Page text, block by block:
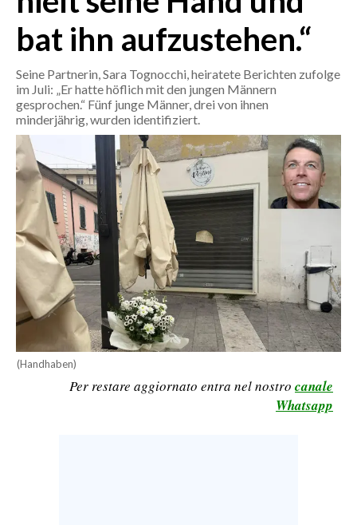
SERVIZI ALLE IMPRESE
BANDI
SPORT IN SARDEGNA
SPORT
RISULTATI E CLASSIFICHE
CALCIO
CALCIO REGIONALE
BASKET
VOLLEY
MOTORI
ALTRI SPORT
bat ihn aufzustehen.“
Seine Partnerin, Sara Tognocchi, heiratete Berichten zufolge
im Juli: „Er hatte höflich mit den jungen Männern
gesprochen.“ Fünf junge Männer, drei von ihnen
minderjährig, wurden identifiziert.
(Handhaben)
Per restare aggiornato entra nel nostro canale
Whatsapp